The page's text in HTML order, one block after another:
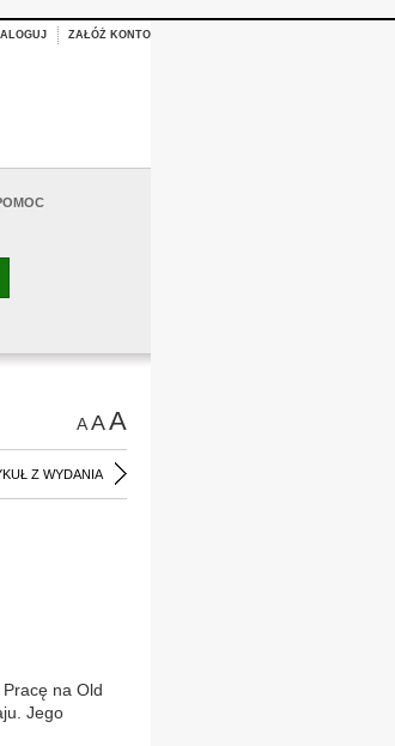
ZAŁÓŻ KONTO
AAA
Z WYDANIA
na Old
Jego